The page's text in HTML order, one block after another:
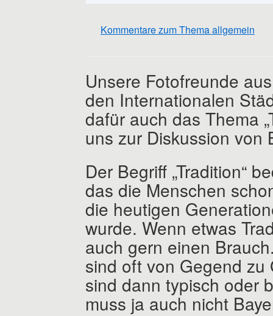
Kommentare zum Thema allgemein
Unsere Fotofreunde
den Internationalen
dafür auch das Thema
uns zur Diskussion von
Der Begriff „Tradition“
das die Menschen
die heutigen
wurde. Wenn etwas
auch gern einen
sind oft von Gegend
sind dann typisch oder
muss ja auch nicht